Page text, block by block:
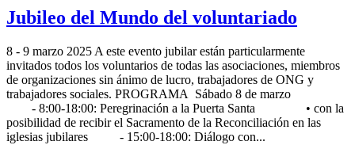
Jubileo del Mundo del voluntariado
8 - 9 marzo 2025 A este evento jubilar están particularmente
invitados todos los voluntarios de todas las asociaciones, miembros
de organizaciones sin ánimo de lucro, trabajadores de ONG y
trabajadores sociales. PROGRAMA Sábado 8 de marzo
- 8:00-18:00: Peregrinación a la Puerta Santa • con la
posibilidad de recibir el Sacramento de la Reconciliación en las
iglesias jubilares - 15:00-18:00: Diálogo con...